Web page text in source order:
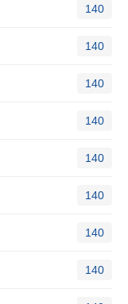
140
140
140
140
140
140
140
140